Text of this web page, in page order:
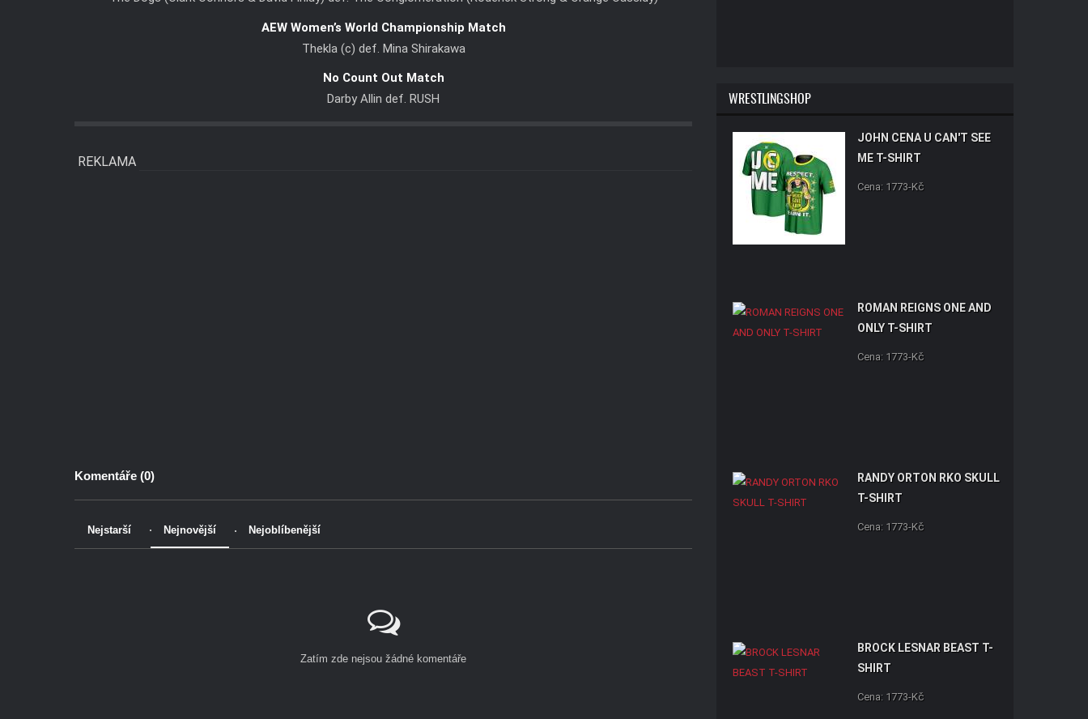
AEW Women’s World Championship Match
Thekla (c) def. Mina Shirakawa
No Count Out Match
Darby Allin def. RUSH
REKLAMA
Komentáře (0)
Nejstarší Nejnovější Nejoblíbenější
Zatím zde nejsou žádné komentáře
WRESTLINGSHOP
JOHN CENA U CAN'T SEE
ME T-SHIRT
Cena: 1773-Kč
ROMAN REIGNS ONE AND
ONLY T-SHIRT
Cena: 1773-Kč
RANDY ORTON RKO SKULL
T-SHIRT
Cena: 1773-Kč
BROCK LESNAR BEAST T-
SHIRT
Cena: 1773-Kč